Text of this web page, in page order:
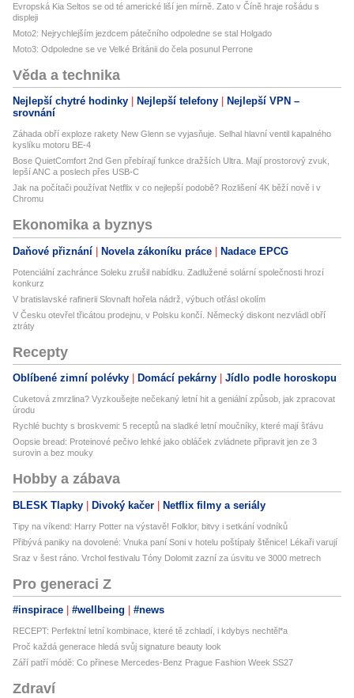
Evropská Kia Seltos se od té americké liší jen mírně. Zato v Číně hraje rošádu s
displeji
Moto2: Nejrychlejším jezdcem pátečního odpoledne se stal Holgado
Moto3: Odpoledne se ve Velké Británii do čela posunul Perrone
Věda a technika
Nejlepší chytré hodinky Nejlepší telefony
Nejlepší VPN –
srovnání
Záhada obří exploze rakety New Glenn se vyjasňuje. Selhal hlavní ventil kapalného
kyslíku motoru BE-4
Bose QuietComfort 2nd Gen přebírají funkce dražších Ultra. Mají prostorový zvuk,
lepší ANC a poslech přes USB-C
Jak na počítači používat Netflix v co nejlepší podobě? Rozlišení 4K běží nově i v
Chromu
Ekonomika a byznys
Daňové přiznání Novela zákoníku práce Nadace EPCG
Potenciální zachránce Soleku zrušil nabídku. Zadlužené solární společnosti hrozí
konkurz
V bratislavské rafinerii Slovnaft hořela nádrž, výbuch otřásl okolím
V Česku otevřel třicátou prodejnu, v Polsku končí. Německý diskont nezvládl obří
ztráty
Recepty
Oblíbené zimní polévky Domácí pekárny Jídlo podle horoskopu
Cuketová zmrzlina? Vyzkoušejte nečekaný letní hit a geniální způsob, jak zpracovat
úrodu
Rychlé buchty s broskvemi: 5 receptů na sladké letní moučníky, které mají šťávu
Oopsie bread: Proteinové pečivo lehké jako obláček zvládnete připravit jen ze 3
surovin a bez mouky
Hobby a zábava
BLESK Tlapky Divoký kačer Netflix filmy a seriály
Tipy na víkend: Harry Potter na výstavě! Folklor, bitvy i setkání vodníků
Přibývá paniky na dovolené: Vnuka paní Soni v hotelu poštípaly štěnice! Lékaři varují
Sraz v šest ráno. Vrchol festivalu Tóny Dolomit zazní za úsvitu ve 3000 metrech
Pro generaci Z
#inspirace #wellbeing #news
RECEPT: Perfektní letní kombinace, které tě zchladí, i kdybys nechtěl*a
Proč každá generace hledá svůj signature beauty look
Září patří módě: Co přinese Mercedes-Benz Prague Fashion Week SS27
Zdraví